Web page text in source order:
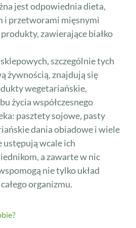
jest odpowiednia dieta,
i przetworami mięsnymi
zawierające białko
szczególnie tych
żywnością, znajdują się
wegetariańskie,
życia współczesnego
pasztety sojowe, pasty
dania obiadowe i wiele
ustępują wcale ich
a zawarte w nic
nie tylko układ
organizmu.